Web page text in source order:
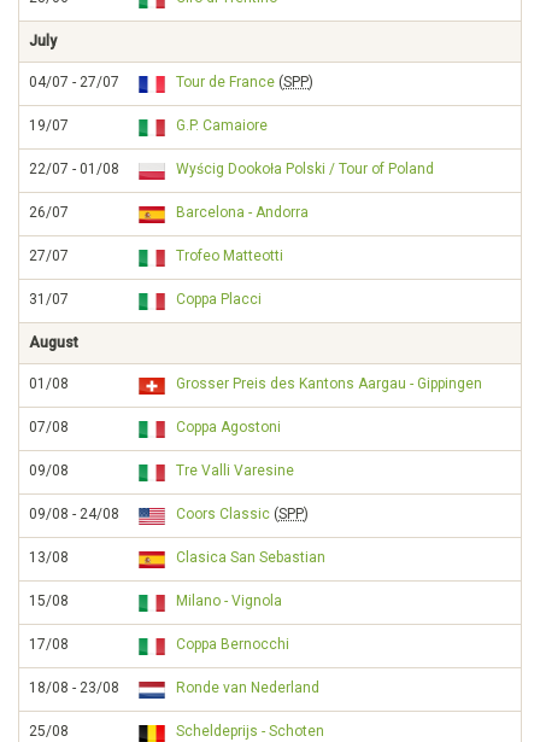
July
04/07 - 27/07 Tour de France (SPP)
19/07 G.P. Camaiore
22/07 - 01/08 Wyścig Dookoła Polski / Tour of Poland
26/07 Barcelona - Andorra
27/07 Trofeo Matteotti
31/07 Coppa Placci
August
01/08 Grosser Preis des Kantons Aargau - Gippingen
07/08 Coppa Agostoni
09/08 Tre Valli Varesine
09/08 - 24/08 Coors Classic (SPP)
13/08 Clasica San Sebastian
15/08 Milano - Vignola
17/08 Coppa Bernocchi
18/08 - 23/08 Ronde van Nederland
25/08 Scheldeprijs - Schoten